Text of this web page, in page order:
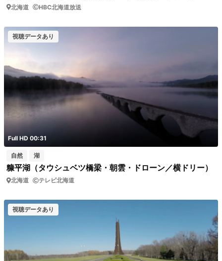
北海道 HBC北海道放送
視聴データあり
Full HD 00:31
自然 湖
糠平湖（タウシュベツ橋梁・朝雲・ドローン／横ドリー）
北海道 テレビ北海道
視聴データあり